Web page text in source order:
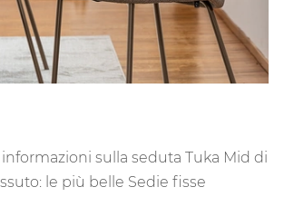
sulla seduta Tuka Mid di
le più belle Sedie fisse